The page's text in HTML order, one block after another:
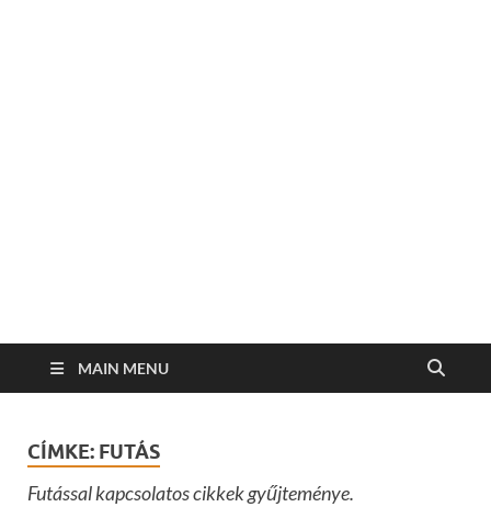
MAIN MENU
CÍMKE: FUTÁS
Futással kapcsolatos cikkek gyűjteménye.